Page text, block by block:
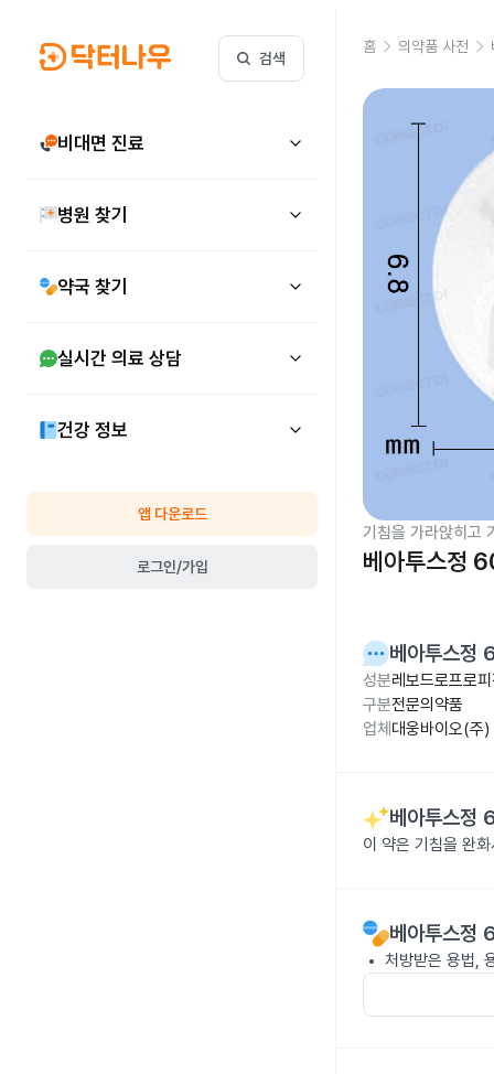
검색
비대면 진료
병원 찾기
약국 찾기
실시간 의료 상담
건강 정보
앱 다운로드
로그인/가입
홈 의약품 사전
기침을 가라앉히고
베아투스정
베아투스정
성분레보드로프로
구분전문의약품
업체 대웅바이오(주)
베아투스정
이 약은 기침을 완
베아투스정
처방받은 용법,